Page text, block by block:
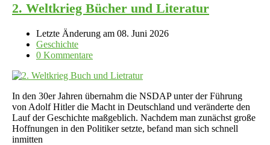
2. Weltkrieg Bücher und Literatur
Letzte Änderung am 08. Juni 2026
Geschichte
0 Kommentare
In den 30er Jahren übernahm die NSDAP unter der Führung
von Adolf Hitler die Macht in Deutschland und veränderte den
Lauf der Geschichte maßgeblich. Nachdem man zunächst große
Hoffnungen in den Politiker setzte, befand man sich schnell
inmitten